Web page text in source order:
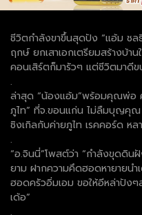
ชีวิตกำลังขาขึ้นสุดปัง “แอ้ม ชล
ฤกษ์ ยกเสาเอกเตรียมสร้างบ้า
คอนเสิร์ตก็มารัวๆ แต่ชีวิตมาดี
.
ล่าสุด “น้องแอ้ม”พร้อมคุณพ่อ
ภูไท” ที่จ.ขอนแก่น ไม่ลืมบุญคุณ
ซิงเกิลกับค่ายภูไท เรคคอร์ด ห
.
“อ.จินนี่”โพสต์ว่า “กำลังขุดดิ
ยาม ฝากความคึดฮอดหายายนำ
ฮอดครัวอิ่มเอม ขอให้อีหล่าปังๆ
เด้อ”
.